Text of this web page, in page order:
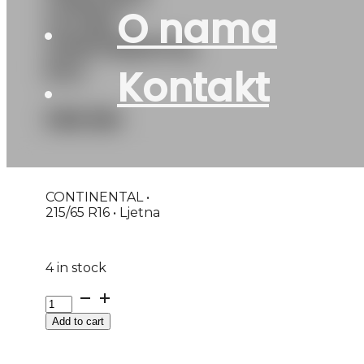
O nama
Kontakt
CONTINENTAL
CONTINENTAL •
215/65 R16 • Ljetna
4 in stock
G215/65R16C
106T
VAN
Add to cart